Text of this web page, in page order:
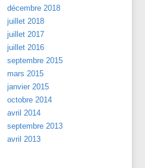
décembre 2018
juillet 2018
juillet 2017
juillet 2016
septembre 2015
mars 2015
janvier 2015
octobre 2014
avril 2014
septembre 2013
avril 2013